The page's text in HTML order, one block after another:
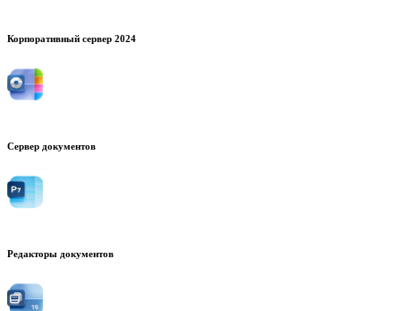
Корпоративный сервер 2024
Сервер документов
Редакторы документов